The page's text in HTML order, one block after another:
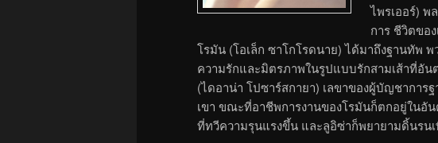
ไพรเออร์)
การ ชีวิตขอ
โรมัน (โอเล็ก ซาโกโรดนาย) ได้มาถึงฐานทัพ
ความรักและมิตรภาพในรูปแบบรักสามเส้าที่อัน
(ไดอาน่า โปซาร์สกายา) เลขาของผู้บัญชากา
เขา ขณะที่อาชีพการงานของโรมันก็ตกอยู่ในอั
ที่ทวีความรุนแรงขึ้น และลูอิซ่าก็พยายามดิ้นรน